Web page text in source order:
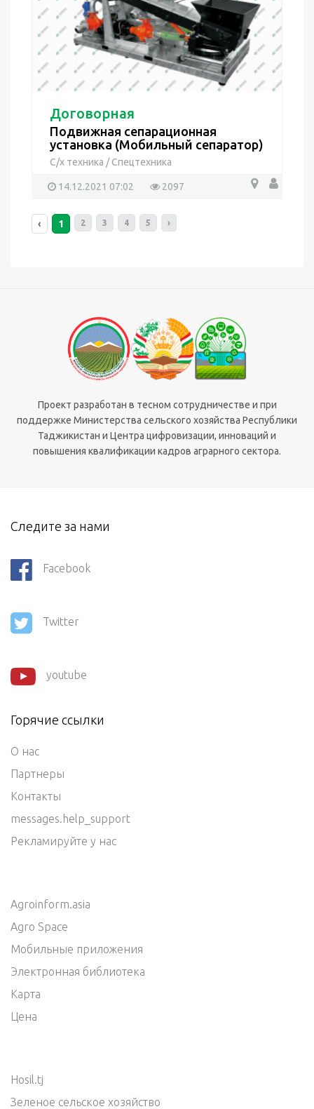
Договорная
Подвижная сепарационная
установка (Мобильный сепаратор)
С/х техника /Спецтехника
14.12.2021 07:02 2097
‹ 1 2 3 4 5 ›
Проект разработан в тесном сотрудничестве и при
поддержке Министерства сельского хозяйства Республики
Таджикистан и Центра цифровизации, инноваций и
повышения квалификации кадров аграрного сектора.
Следите за нами
Facebook
Twitter
youtube
Горячие ссылки
О нас
Партнеры
Контакты
messages.help_support
Рекламируйте у нас
Agroinform.asia
Agro Space
Мобильные приложения
Электронная библиотека
Карта
Цена
Hosil.tj
Зеленое сельское хозяйство